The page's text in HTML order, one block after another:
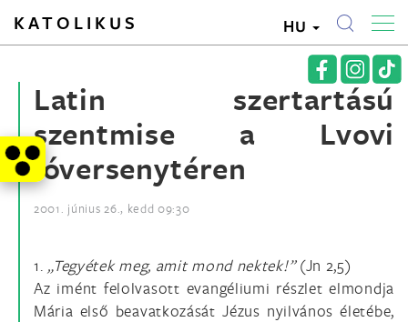
KATOLIKUS HU
Latin szertartású
szentmise a Lvovi
lóversenytéren
2001. június 26., kedd 09:30
1. „Tegyétek meg, amit mond nektek!”(Jn 2,5)
Az imént felolvasott evangéliumi részlet elmondja
Mária első beavatkozását Jézus nyilvános életébe,